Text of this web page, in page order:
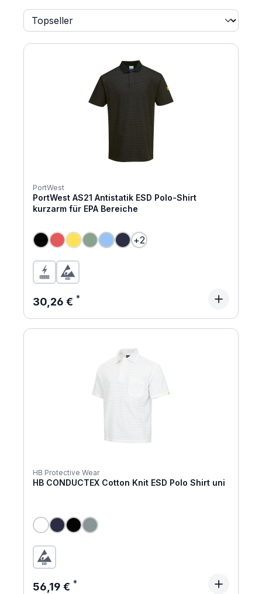
PortWest
PortWest AS21 Antistatik ESD Polo-Shirt
kurzarm für EPA Bereiche
(Diese Option ist zurzeit nicht verfügbar.)
(Diese Option ist zurzeit nicht verfügbar.)
(Diese Option ist zurzeit nicht verfügbar.)
+2
Regulärer Preis:
30,26 €
HB Protective Wear
HB CONDUCTEX Cotton Knit ESD Polo Shirt uni
Regulärer Preis:
56,19 €